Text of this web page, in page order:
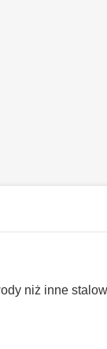
niż inne